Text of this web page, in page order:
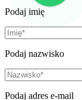
Podaj imię
Podaj nazwisko
Podaj adres e-mail